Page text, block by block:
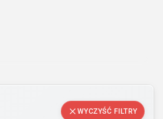
WYCZYŚĆ FILTRY